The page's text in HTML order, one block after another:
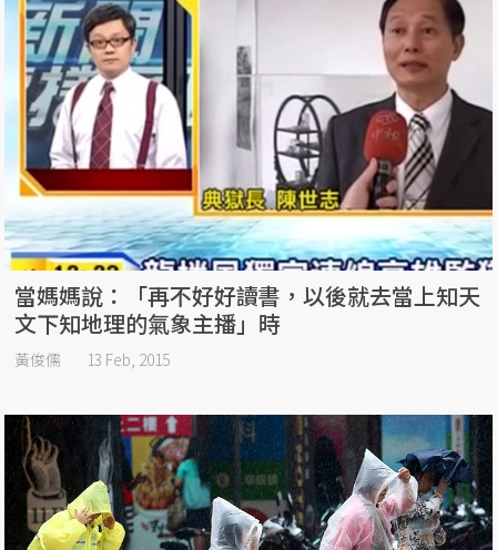
當媽媽說：「再不好好讀書，以後就去當上知天
文下知地理的氣象主播」時
黃俊儒 13 Feb, 2015